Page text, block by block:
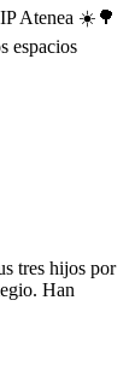
Atenea ☀️🌳
espacios
tres hijos por
Han